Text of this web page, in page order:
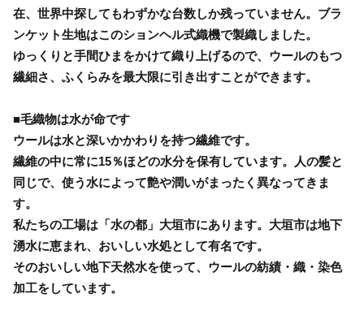
在、世界中探してもわずかな台数しか残っていません。ブラ
ンケット生地はこのションヘル式織機で製織しました。
ゆっくりと手間ひまをかけて織り上げるので、ウールのもつ
繊細さ、ふくらみを最大限に引き出すことができます。
■毛織物は水が命です
ウールは水と深いかかわりを持つ繊維です。
繊維の中に常に15％ほどの水分を保有しています。人の髪と
同じで、使う水によって艶や潤いがまったく異なってきま
す。
私たちの工場は「水の都」大垣市にあります。大垣市は地下
湧水に恵まれ、おいしい水処として有名です。
そのおいしい地下天然水を使って、ウールの紡績・織・染色
加工をしています。